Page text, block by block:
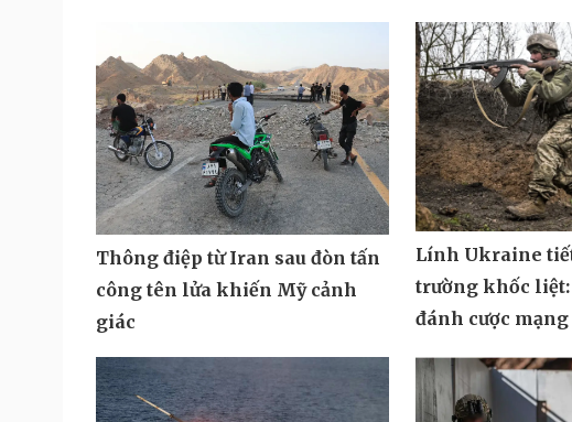
Thông điệp từ Iran sau đòn tấn
công tên lửa khiến Mỹ cảnh
giác
Lính Ukraine
trường khốc
đánh cược